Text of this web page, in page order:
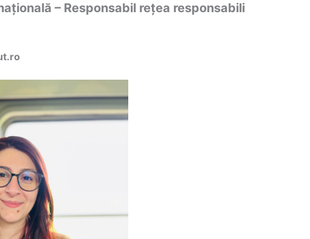
– Responsabil rețea responsabili